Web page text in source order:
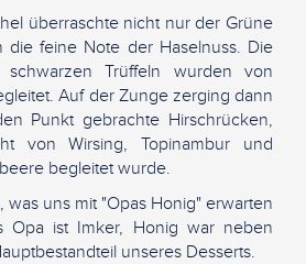
überraschte nicht nur der Grüne
die feine Note der Haselnuss. Die
schwarzen Trüffeln wurden von
Auf der Zunge zerging dann
Punkt gebrachte Hirschrücken,
von Wirsing, Topinambur und
begleitet wurde.
was uns mit "Opas Honig" erwarten
Opa ist Imker, Honig war neben
unseres Desserts.